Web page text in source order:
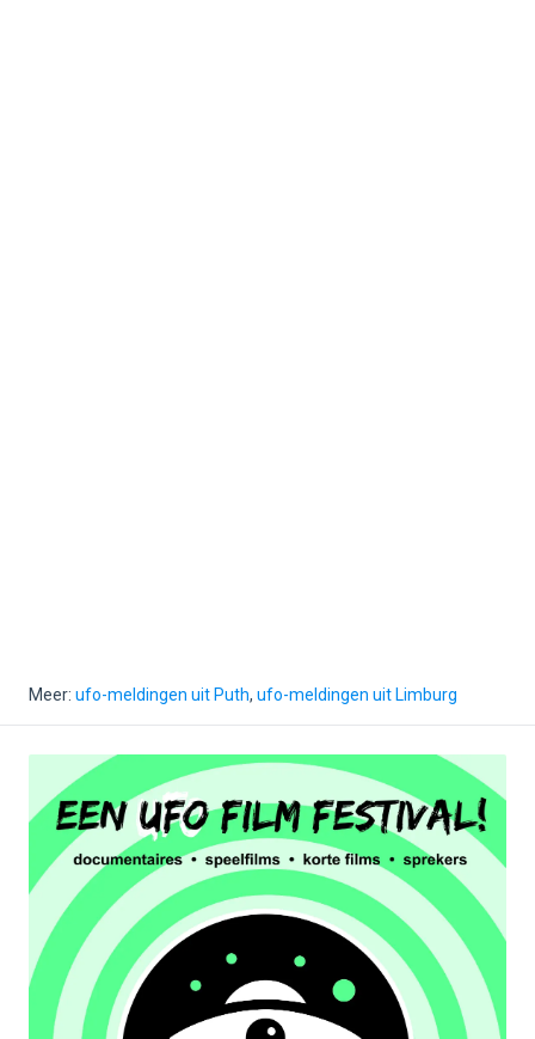
Meer: ufo-meldingen uit Puth, ufo-meldingen uit Limburg